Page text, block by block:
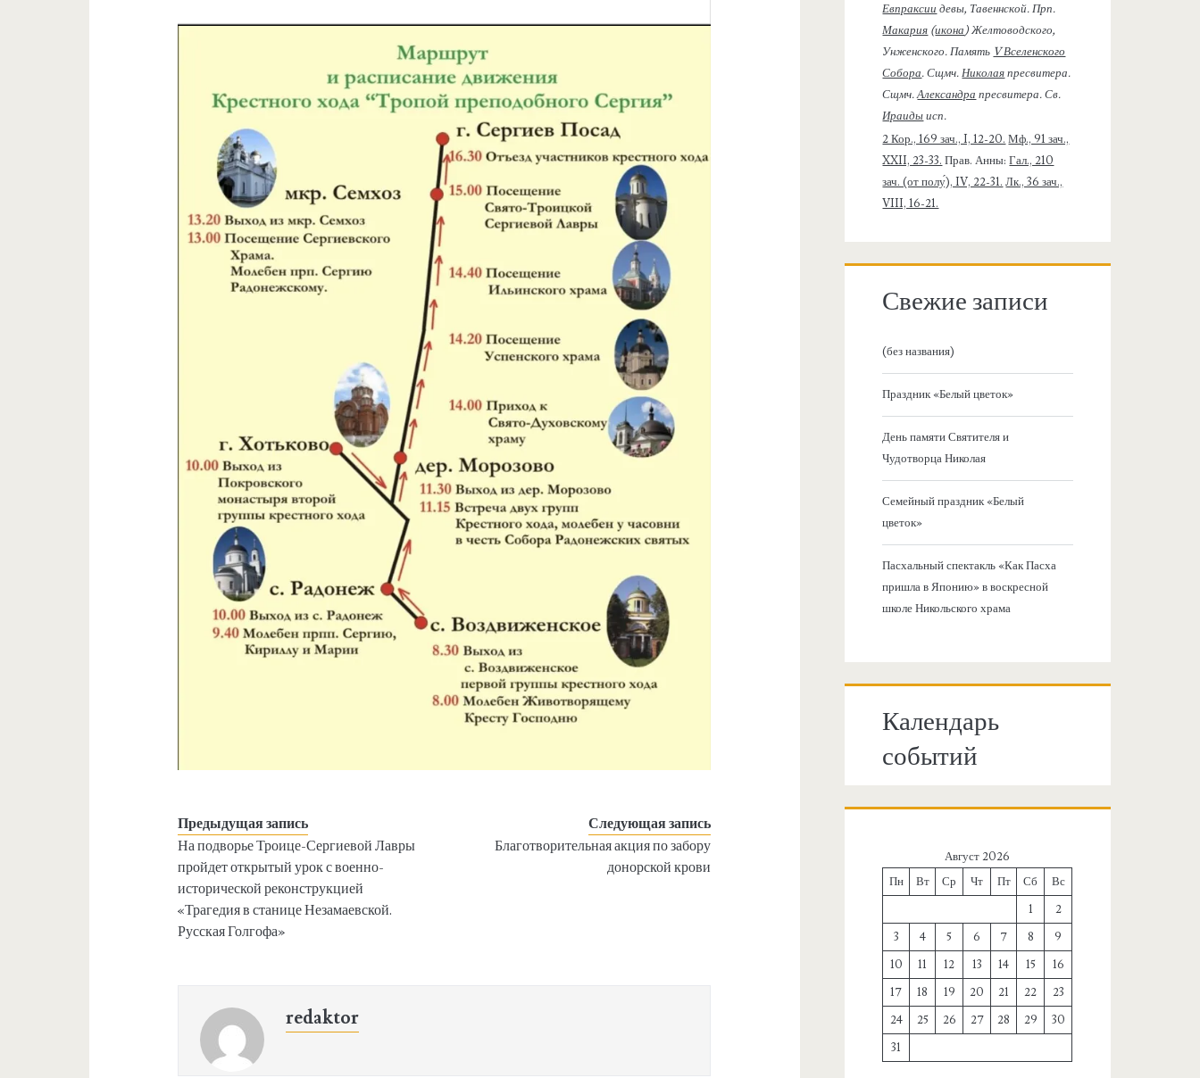
Предыдущая запись
На подворье Троице-Сергиевой Лавры
пройдет открытый урок с военно-
исторической реконструкцией
«Трагедия в станице Незамаевской.
Русская Голгофа»
Следующая запись
Благотворительная акция по забору
донорской крови
redaktor
Евпраксии девы, Тавеннской. Прп.
Макария (икона) Желтоводского,
Унженского. Память V Вселенского
Собора. Сщмч.Николаяпресвитера.
Сщмч.Александра пресвитера. Св.
Ираидыисп.
2 Кор., 169 зач., I, 12-20. Мф., 91 зач.,
XXII, 23-33. Прав. Анны:Гал., 210
зач. (от полу́), IV, 22-31. Лк., 36 зач.,
VIII, 16-21.
Свежие записи
(без названия)
Праздник «Белый цветок»
День памяти Святителя и
Чудотворца Николая
Семейный праздник «Белый
цветок»
Пасхальный спектакль «Как Пасха
пришла в Японию» в воскресной
школе Никольского храма
Календарь
событий
Август 2026
Пн
Вт Ср Чт Пт Сб
Вс
1
2
3
4 5 6 7 8
9
10
11 12 13 14 15
16
17
18 19 20 21 22
23
24
25 26 27 28 29
30
31